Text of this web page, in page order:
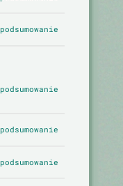
podsumowanie
podsumowanie
podsumowanie
podsumowanie